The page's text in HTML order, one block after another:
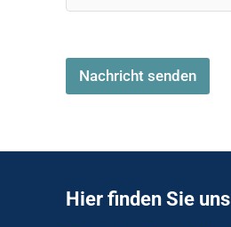
Nachricht senden
Hier finden Sie uns